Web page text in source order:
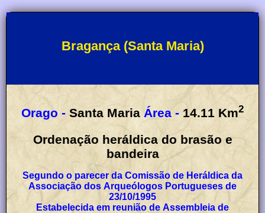
Bragança (Santa Maria)
Orago - Santa Maria Área - 14.11 Km2
Ordenação heráldica do brasão e
bandeira
Segundo o parecer da Comissão de Heráldica da
Associação dos Arqueólogos Portugueses de
23/10/1995
Estabelecida em reunião de Assembleia de